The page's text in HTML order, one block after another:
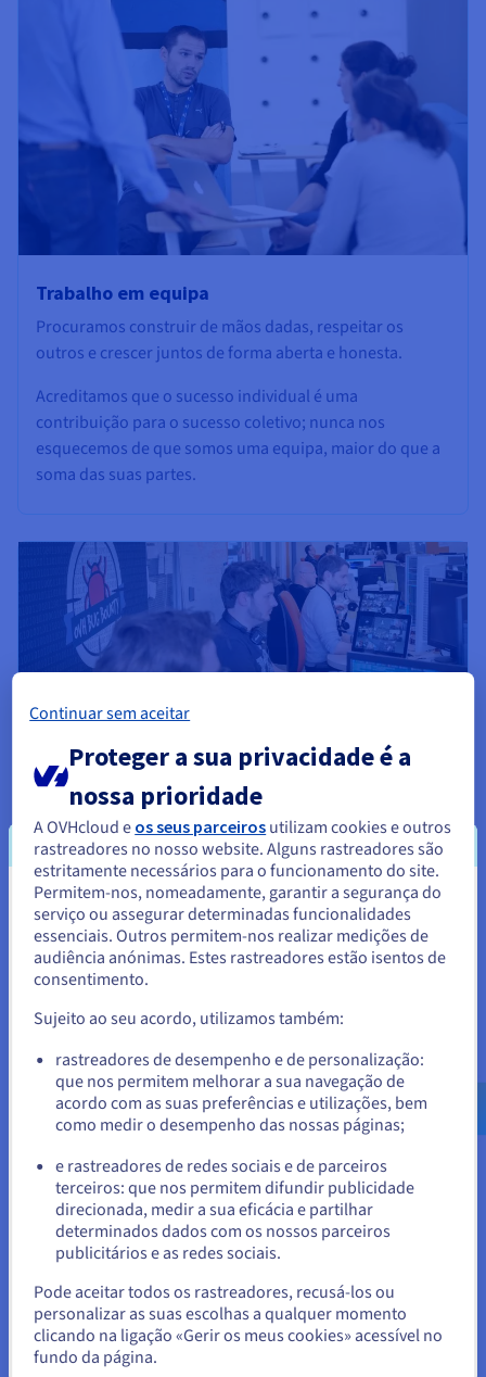
Trabalho em equipa
Procuramos construir de mãos dadas, respeitar os
outros e crescer juntos de forma aberta e honesta.
Acreditamos que o sucesso individual é uma
contribuição para o sucesso coletivo; nunca nos
esquecemos de que somos uma equipa, maior do que a
soma das suas partes.
Paixão
Entusiasmamo-nos com a vida, com a tecnologia e com a
aventura que estamos a viver juntos – sempre
procurando fazer mais e melhor.
Esforçamo-nos continuamente por nos aperfeiçoar a
nós e à nossa forma de pensar, para ouvir, compreender
e fazer o que é melhor para os nossos clientes.
Parece que está localizado em
Estados Unidos.
Para encomendar a partir de Estados Unidos, terá de consultar e
Aceder ao website do Estados Unidos
us.ovhcloud.com/
Inglês USD - $
ou
Ficar no website atual
Selecionar outro website
Continuar sem aceitar
Proteger a sua privacidade é a
nossa prioridade
A OVHcloud e os seus parceiros utilizam cookies e outros
rastreadores no nosso website. Alguns rastreadores são
estritamente necessários para o funcionamento do site.
Permitem-nos, nomeadamente, garantir a segurança do
serviço ou assegurar determinadas funcionalidades
essenciais. Outros permitem-nos realizar medições de
audiência anónimas. Estes rastreadores estão isentos de
consentimento.
Sujeito ao seu acordo, utilizamos também:
rastreadores de desempenho e de personalização:
que nos permitem melhorar a sua navegação de
acordo com as suas preferências e utilizações, bem
como medir o desempenho das nossas páginas;
e rastreadores de redes sociais e de parceiros
terceiros: que nos permitem difundir publicidade
direcionada, medir a sua eficácia e partilhar
determinados dados com os nossos parceiros
publicitários e as redes sociais.
Pode aceitar todos os rastreadores, recusá-los ou
personalizar as suas escolhas a qualquer momento
clicando na ligação «Gerir os meus cookies» acessível no
fundo da página.